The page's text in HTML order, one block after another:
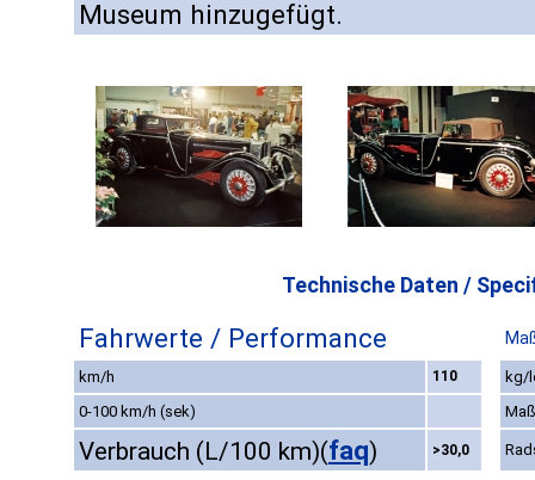
Museum hinzugefügt.
Technische Daten /
Fahrwerte / Performance
km/h 110
kg/
0-100 km/h (sek)
Verbrauch (L/100 km)(faq) >30,0